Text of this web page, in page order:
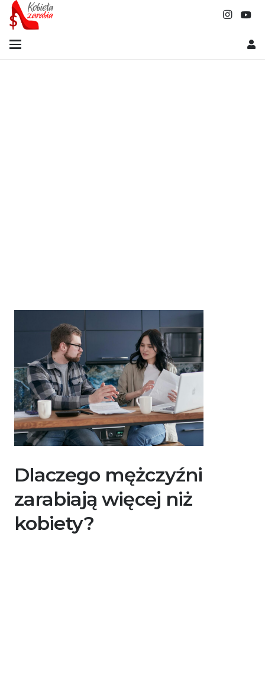
Dlaczego mężczyźni
zarabiają więcej niż
kobiety?